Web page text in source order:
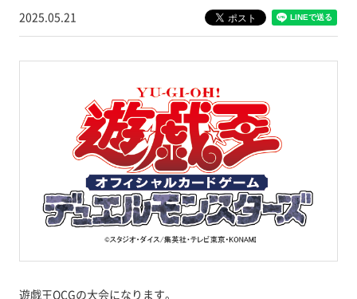
2025.05.21
遊戯王OCGの大会になります。